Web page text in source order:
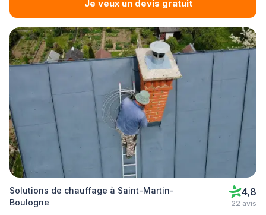
Je veux un devis gratuit
Solutions de chauffage à Saint-Martin-
Boulogne
4,8
22 avis